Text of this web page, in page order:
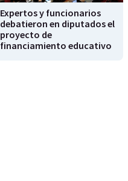
Expertos y funcionarios
debatieron en diputados el
proyecto de
financiamiento educativo